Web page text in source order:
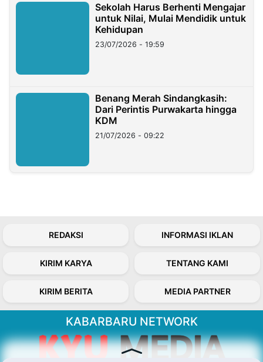
Sekolah Harus Berhenti Mengajar
untuk Nilai, Mulai Mendidik untuk
Kehidupan
23/07/2026 - 19:59
Benang Merah Sindangkasih:
Dari Perintis Purwakarta hingga
KDM
21/07/2026 - 09:22
REDAKSI INFORMASI IKLAN
KIRIM KARYA TENTANG KAMI
KIRIM BERITA MEDIA PARTNER
KABARBARU NETWORK